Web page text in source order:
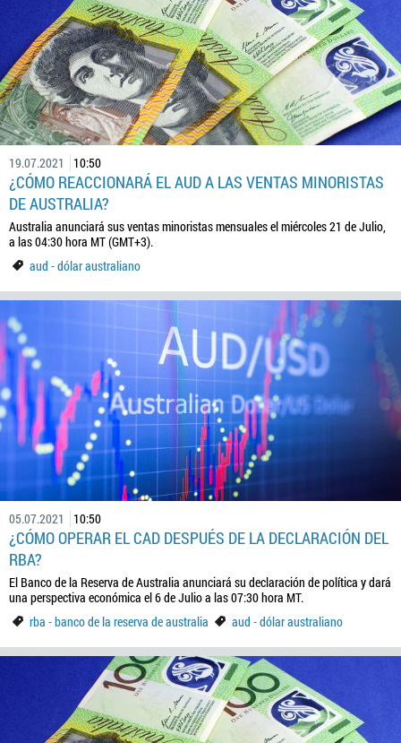
19.07.2021 10:50
¿CÓMO REACCIONARÁ EL AUD A LAS VENTAS MINORISTAS
DE AUSTRALIA?
Australia anunciará sus ventas minoristas mensuales el miércoles 21 de Julio,
a las 04:30 hora MT (GMT+3).
aud - dólar australiano
05.07.2021 10:50
¿CÓMO OPERAR EL CAD DESPUÉS DE LA DECLARACIÓN DEL
RBA?
El Banco de la Reserva de Australia anunciará su declaración de política y dará
una perspectiva económica el 6 de Julio a las 07:30 hora MT.
rba - banco de la reserva de australia
aud - dólar australiano